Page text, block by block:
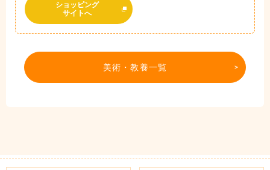
ショッピング
サイトへ
美術・教養一覧